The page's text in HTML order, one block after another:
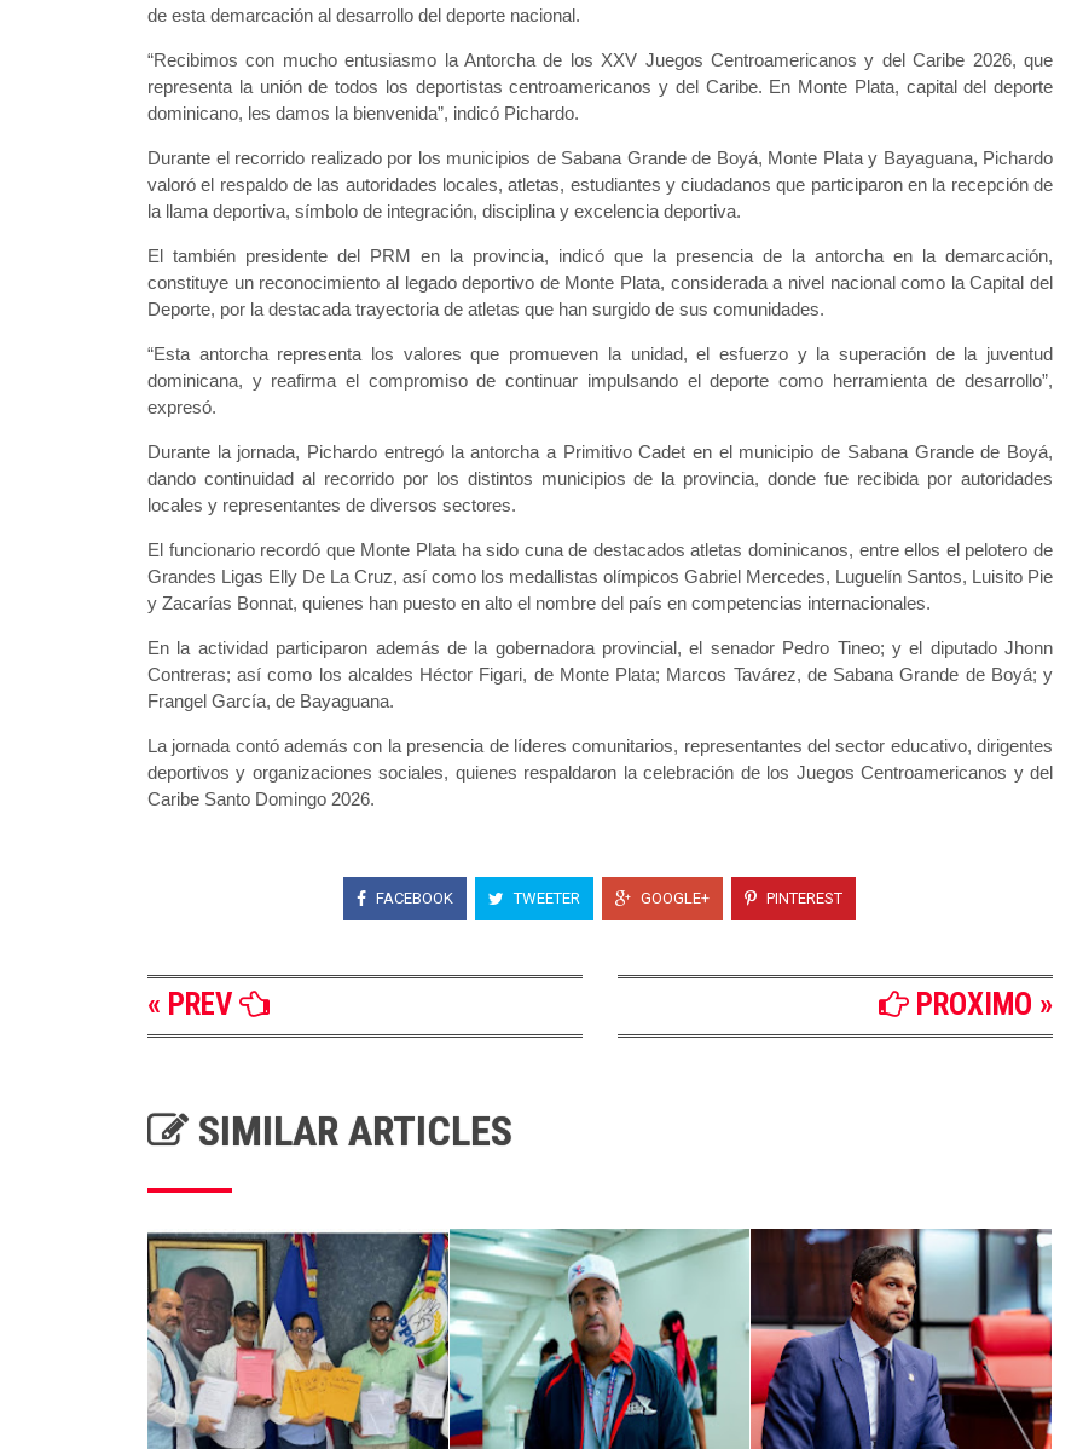
de esta demarcación al desarrollo del deporte nacional.
“Recibimos con mucho entusiasmo la Antorcha de los XXV Juegos Centroamericanos y del Caribe 2026, que
representa la unión de todos los deportistas centroamericanos y del Caribe. En Monte Plata, capital del deporte
dominicano, les damos la bienvenida”, indicó Pichardo.
Durante el recorrido realizado por los municipios de Sabana Grande de Boyá, Monte Plata y Bayaguana, Pichardo
valoró el respaldo de las autoridades locales, atletas, estudiantes y ciudadanos que participaron en la recepción de
la llama deportiva, símbolo de integración, disciplina y excelencia deportiva.
El también presidente del PRM en la provincia, indicó que la presencia de la antorcha en la demarcación,
constituye un reconocimiento al legado deportivo de Monte Plata, considerada a nivel nacional como la Capital del
Deporte, por la destacada trayectoria de atletas que han surgido de sus comunidades.
“Esta antorcha representa los valores que promueven la unidad, el esfuerzo y la superación de la juventud
dominicana, y reafirma el compromiso de continuar impulsando el deporte como herramienta de desarrollo”,
expresó.
Durante la jornada, Pichardo entregó la antorcha a Primitivo Cadet en el municipio de Sabana Grande de Boyá,
dando continuidad al recorrido por los distintos municipios de la provincia, donde fue recibida por autoridades
locales y representantes de diversos sectores.
El funcionario recordó que Monte Plata ha sido cuna de destacados atletas dominicanos, entre ellos el pelotero de
Grandes Ligas Elly De La Cruz, así como los medallistas olímpicos Gabriel Mercedes, Luguelín Santos, Luisito Pie
y Zacarías Bonnat, quienes han puesto en alto el nombre del país en competencias internacionales.
En la actividad participaron además de la gobernadora provincial, el senador Pedro Tineo; y el diputado Jhonn
Contreras; así como los alcaldes Héctor Figari, de Monte Plata; Marcos Tavárez, de Sabana Grande de Boyá; y
Frangel García, de Bayaguana.
La jornada contó además con la presencia de líderes comunitarios, representantes del sector educativo, dirigentes
deportivos y organizaciones sociales, quienes respaldaron la celebración de los Juegos Centroamericanos y del
Caribe Santo Domingo 2026.
FACEBOOK TWEETER GOOGLE+ PINTEREST
« PREV PROXIMO »
SIMILAR ARTICLES